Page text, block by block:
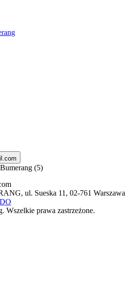
(5)
ul. Sueska 11, 02-761 Warszawa
Wszelkie prawa zastrzeżone.